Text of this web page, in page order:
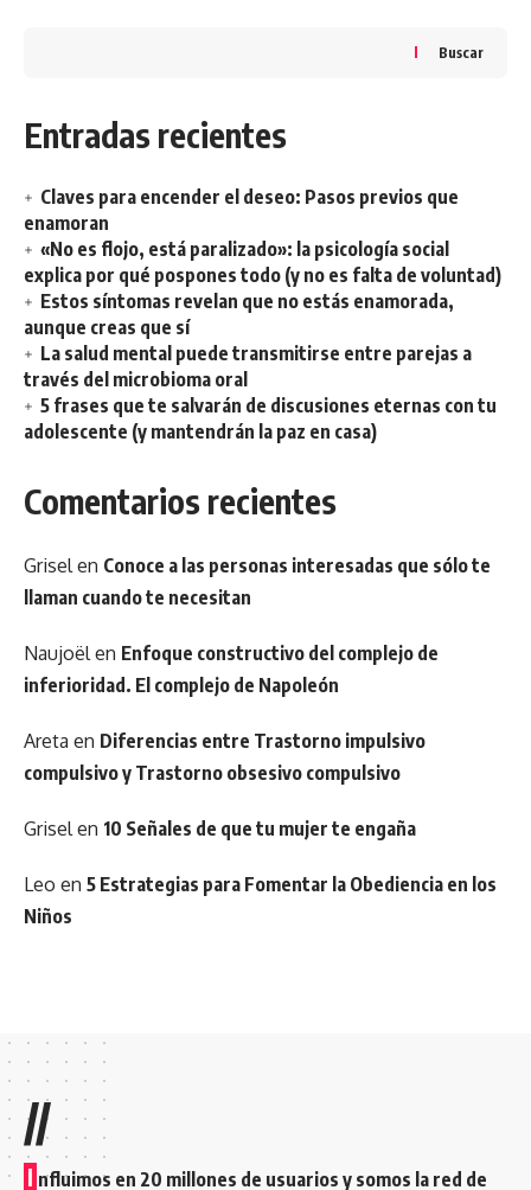
Buscar
Entradas recientes
Claves para encender el deseo: Pasos previos que
enamoran
«No es flojo, está paralizado»: la psicología social
explica por qué pospones todo (y no es falta de voluntad)
Estos síntomas revelan que no estás enamorada,
aunque creas que sí
La salud mental puede transmitirse entre parejas a
través del microbioma oral
5 frases que te salvarán de discusiones eternas con tu
adolescente (y mantendrán la paz en casa)
Comentarios recientes
Grisel en Conoce a las personas interesadas que sólo te
llaman cuando te necesitan
Naujoël en Enfoque constructivo del complejo de
inferioridad. El complejo de Napoleón
Areta en Diferencias entre Trastorno impulsivo
compulsivo y Trastorno obsesivo compulsivo
Grisel en 10 Señales de que tu mujer te engaña
Leo en 5 Estrategias para Fomentar la Obediencia en los
Niños
//
I nfluimos en 20 millones de usuarios y somos la red de